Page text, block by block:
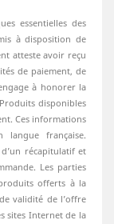
essentielles des
à disposition de
atteste avoir reçu
de paiement, de
à honorer la
disponibles
Ces informations
française.
récapitulatif et
Les parties
offerts à la
validité de l’offre
sites Internet de la